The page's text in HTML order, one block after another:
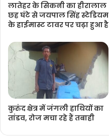
लातेहर के सिकनी का हीरालाल
छह घंटे से जयपाल सिंह स्टेडियम
के हाईमास्ट टावर पर चढ़ा हुआ है
कुरुंद क्षेत्र में जंगली हाथियों का
तांडव, रोज मचा रहे हैं तबाही